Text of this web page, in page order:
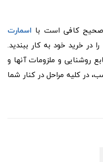
صحیح کافی است با اسمارت
در خرید خود به کار ببندید.
روشنایی و ملزومات آنها و
در کلیه مراحل در کنار شما